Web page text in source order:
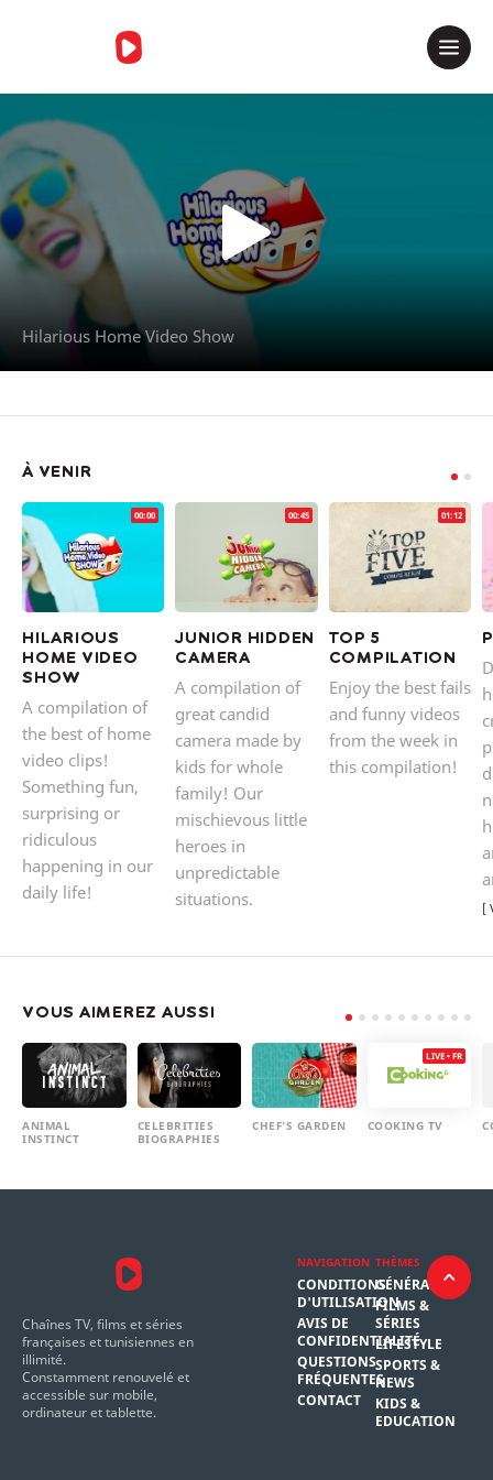
Merci de contacter le support
Hilarious Home Video Show
À VENIR
00:00
HILARIOUS
HOME VIDEO
SHOW
A compilation of
the best of home
video clips!
Something fun,
surprising or
ridiculous
happening in our
daily life!
00:45
JUNIOR HIDDEN
CAMERA
A compilation of
great candid
camera made by
kids for whole
family! Our
mischievous little
heroes in
unpredictable
situations.
01:12
TOP 5
COMPILATION
Enjoy the best fails
and funny videos
from the week in
this compilation!
VOUS AIMEREZ AUSSI
ANIMAL
INSTINCT
CELEBRITIES
BIOGRAPHIES
CHEF'S GARDEN
LIVE • FR
COOKING TV
Chaînes TV, films et séries
françaises et tunisiennes en
illimité.
Constamment renouvelé et
accessible sur mobile,
ordinateur et tablette.
NAVIGATION
CONDITIONS
D'UTILISATION
AVIS DE
CONFIDENTIALITÉ
QUESTIONS
FRÉQUENTES
CONTACT
THÈMES
GÉNÉRAL
FILMS &
SÉRIES
LIFESTYLE
SPORTS &
NEWS
KIDS &
EDUCATION